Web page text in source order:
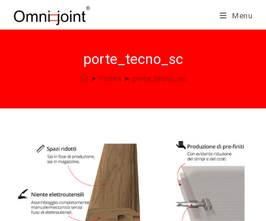
Menu
porte_tecno_sc
> Portes > porte_tecno_sc